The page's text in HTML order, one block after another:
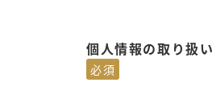
個人情報の取り扱
必須